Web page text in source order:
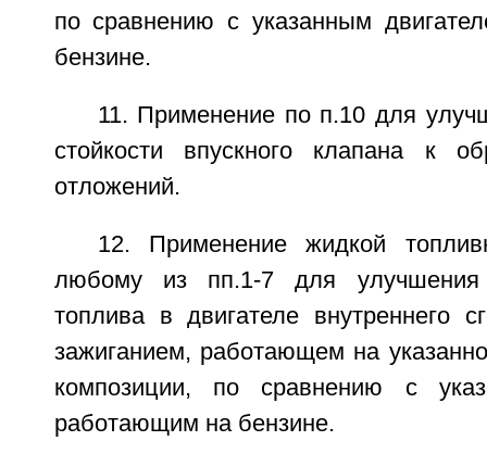
по сравнению с указанным
бензине.
11. Применение по п.10 для
стойкости впускного клапана к
отложений.
12. Применение жидкой
любому из пп.1-7 для улучшения
топлива в двигателе внутреннего
зажиганием, работающем на
композиции, по сравнению с
работающим на бензине.